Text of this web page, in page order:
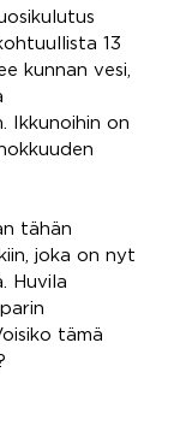
13
kunnan vesi,
Ikkunoihin on
tähän
joka on nyt
Huvila
tämä